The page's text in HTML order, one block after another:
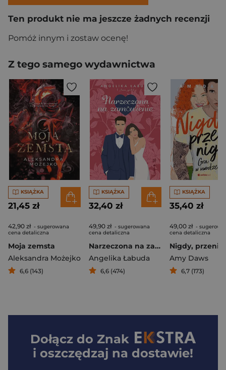
Ten produkt nie ma jeszcze żadnych recenzji
Pomóż innym i zostaw ocenę!
Z tego samego wydawnictwa
KSIĄŻKA
21,45 zł
42,90 zł - sugerowana
cena detaliczna
Moja zemsta
Aleksandra Możejko
6,6 (143)
KSIĄŻKA
32,40 zł
49,90 zł - sugerowana
cena detaliczna
Narzeczona na zamówienie
Angelika Łabuda
6,6 (474)
KSIĄŻKA
35,40 zł
49,00 zł -
cena detaliczna
Amy Daws
6,7 (173)
Dołącz do Znak
i oszczędzaj na dostawie!